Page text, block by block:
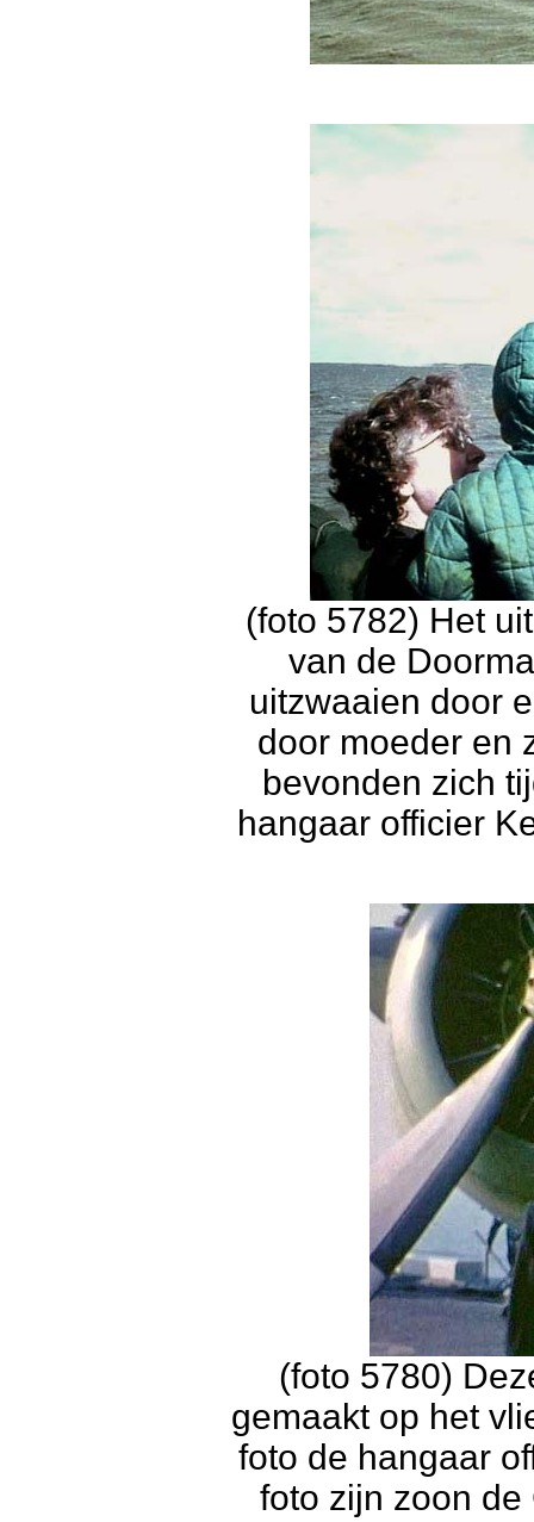
(foto 5782) Het
van de
uitzwaaien door
door moeder en
bevonden zich
hangaar officier
(foto 5780)
gemaakt op het
foto de hangaar
foto zijn zoon